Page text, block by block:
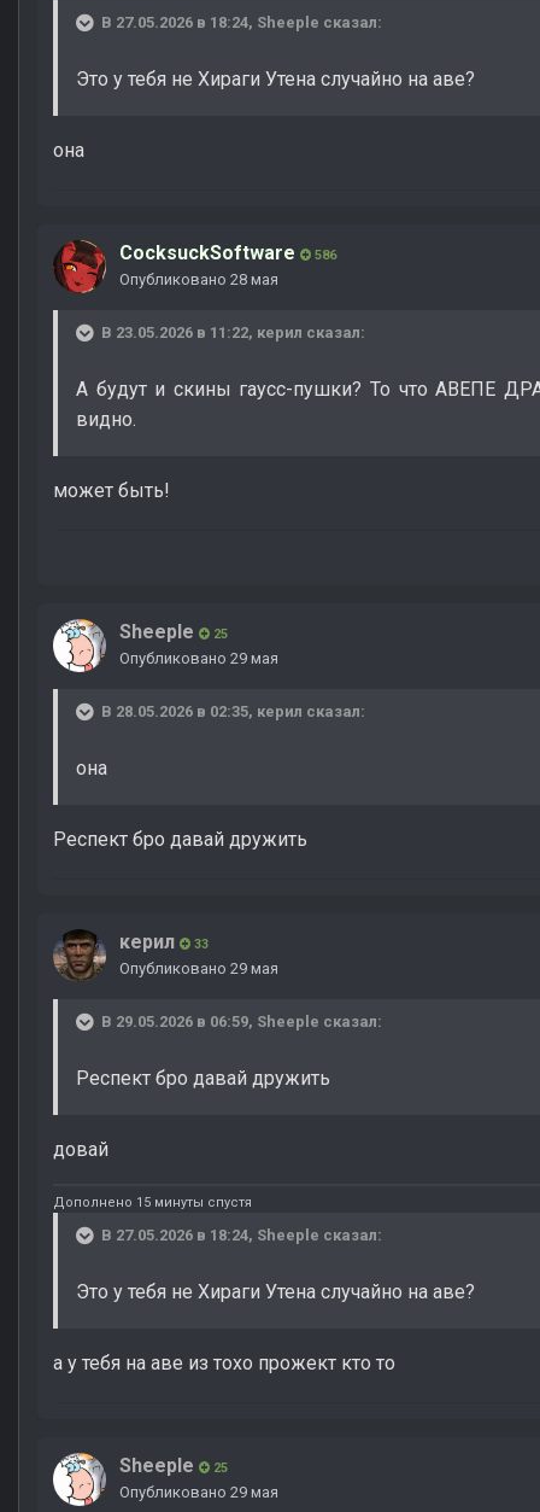
В 27.05.2026 в 18:24, Sheeple сказал:
Это у тебя не Хираги Утена случайно на аве?
она
CocksuckSoftware 586
Опубликовано 28 мая
В 23.05.2026 в 11:22, керил сказал:
А будут и скины гаусс-пушки? То что АВЕПЕ
видно.
может быть!
Sheeple 25
Опубликовано 29 мая
В 28.05.2026 в 02:35, керил сказал:
она
Респект бро давай дружить
керил 33
Опубликовано 29 мая
В 29.05.2026 в 06:59, Sheeple сказал:
Респект бро давай дружить
довай
Дополнено 15 минуты спустя
В 27.05.2026 в 18:24, Sheeple сказал:
Это у тебя не Хираги Утена случайно на аве?
а у тебя на аве из тохо прожект кто то
Sheeple 25
Опубликовано 29 мая